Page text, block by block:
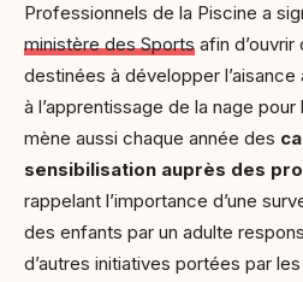
Professionnels de la Piscine a
ministère des Sports afin
destinées à développer
à l’apprentissage de la nage
mène aussi chaque année des
sensibilisation auprès des
rappelant l’importance d’une
des enfants par un adulte
d’autres initiatives portées par